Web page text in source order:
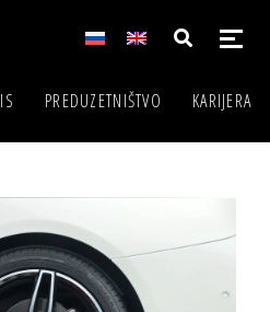
PREDUZETNIŠTVO KARIJERA